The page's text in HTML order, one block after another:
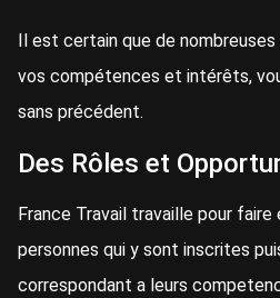
Il est certain que de
vos compétences et intérêts,
sans précédent.
Des Rôles et
France Travail travaille pour
personnes qui y sont inscrites
correspondant a leurs